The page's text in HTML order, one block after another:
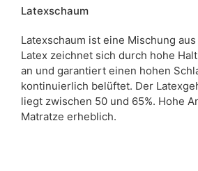
Latexschaum
Latexschaum ist eine Mischung
Latex zeichnet sich durch hohe
an und garantiert einen hohen
kontinuierlich belüftet. Der
liegt zwischen 50 und 65%. Hohe
Matratze erheblich.